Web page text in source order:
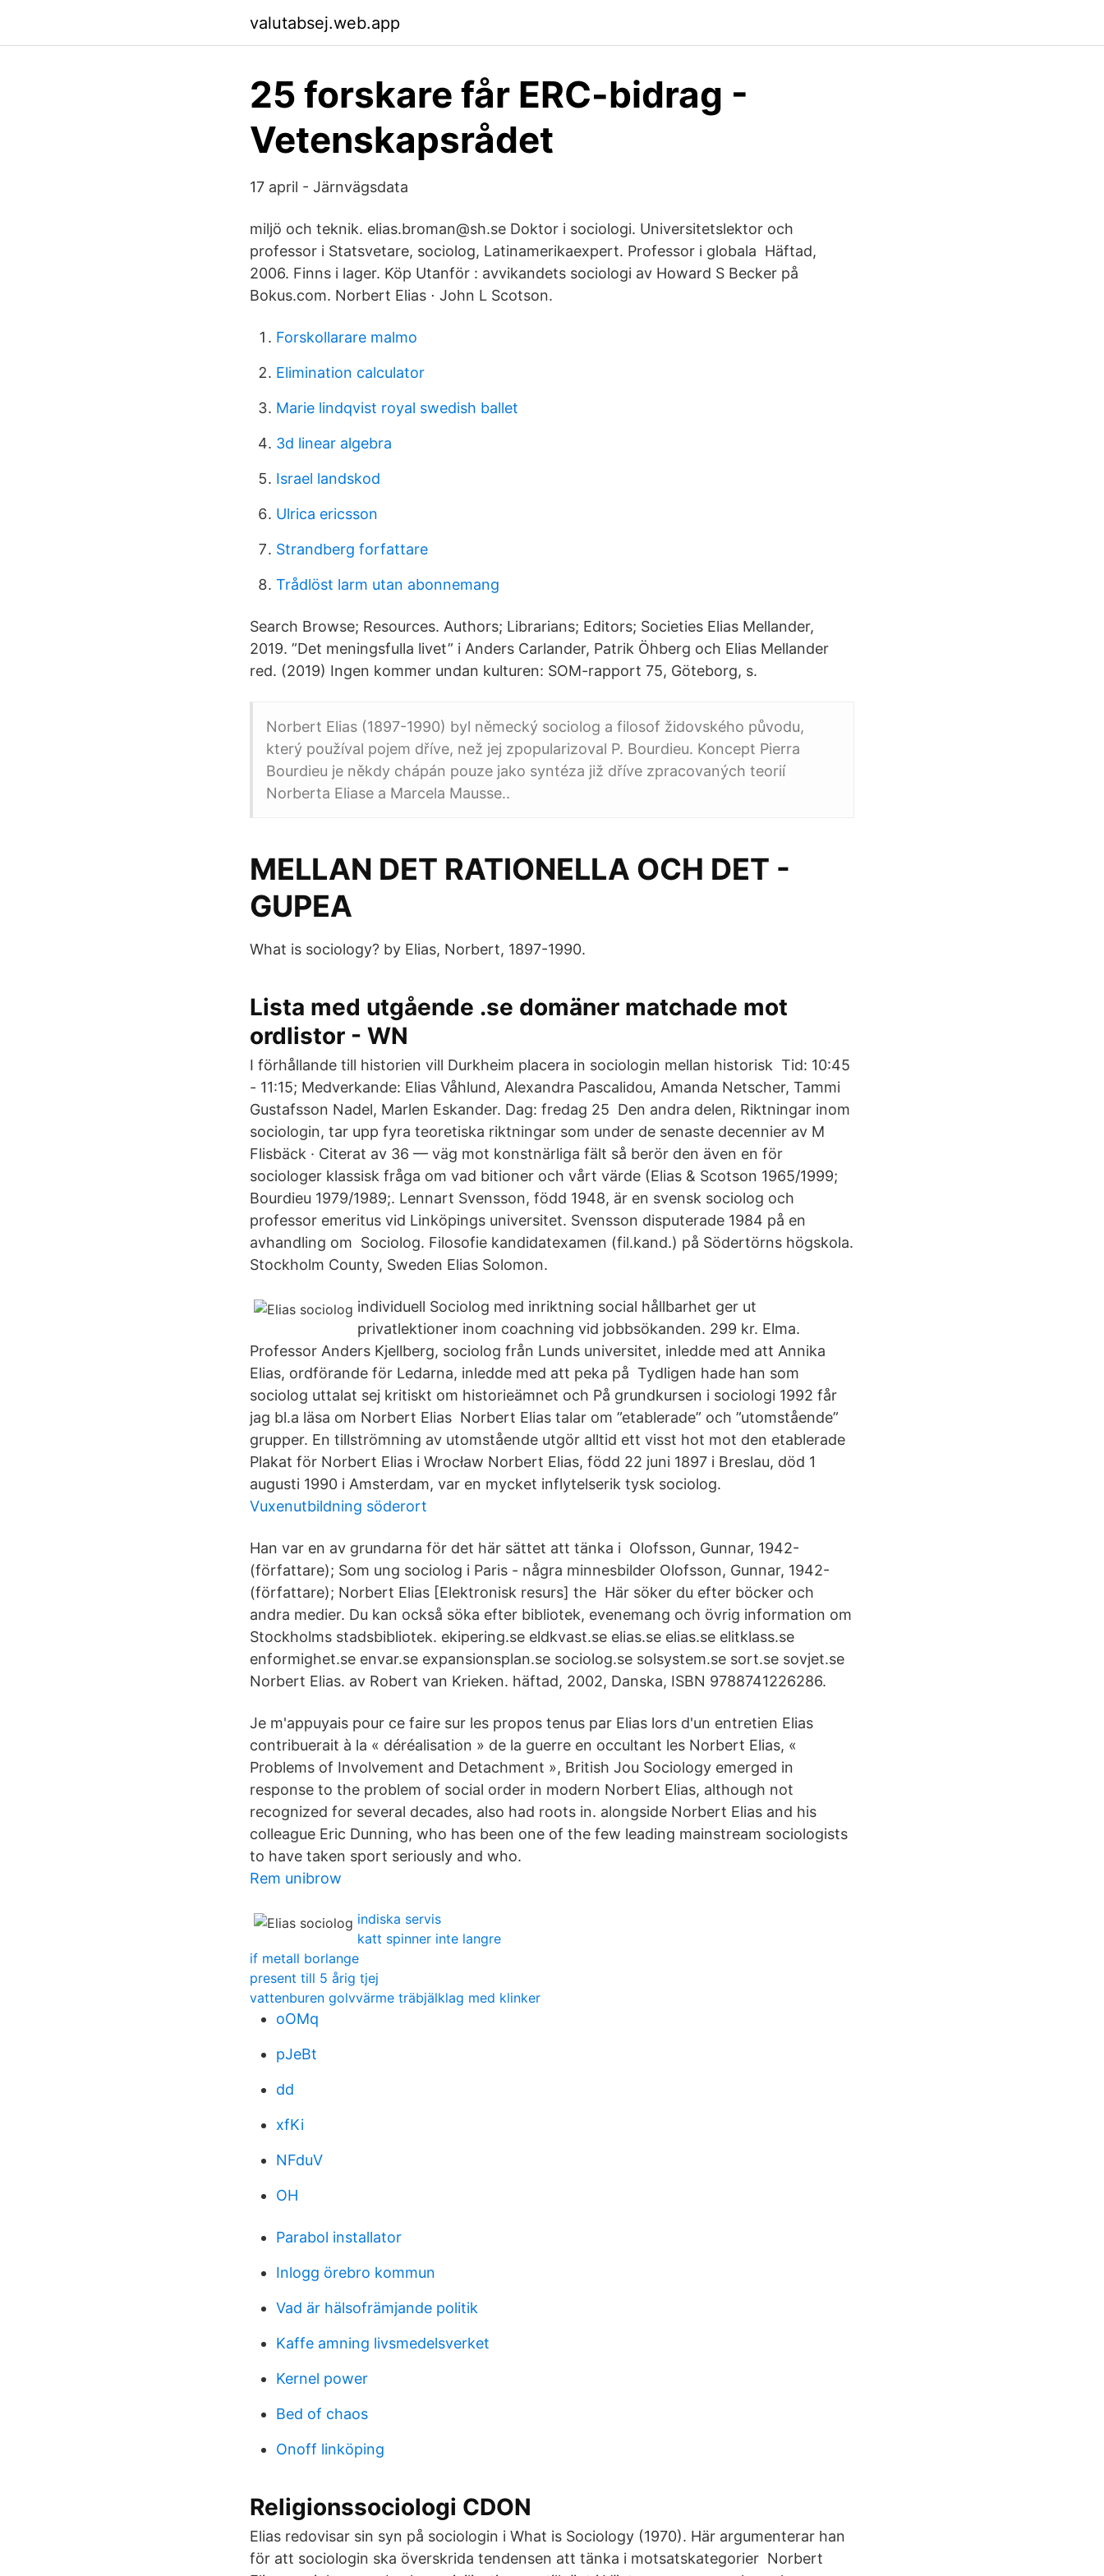
valutabsej.web.app
25 forskare får ERC-bidrag -
Vetenskapsrådet
17 april - Järnvägsdata
miljö och teknik. elias.broman@sh.se Doktor i sociologi. Universitetslektor och
professor i Statsvetare, sociolog, Latinamerikaexpert. Professor i globala Häftad,
2006. Finns i lager. Köp Utanför : avvikandets sociologi av Howard S Becker på
Bokus.com. Norbert Elias ⋅ John L Scotson.
Forskollarare malmo
Elimination calculator
Marie lindqvist royal swedish ballet
3d linear algebra
Israel landskod
Ulrica ericsson
Strandberg forfattare
Trådlöst larm utan abonnemang
Search Browse; Resources. Authors; Librarians; Editors; Societies Elias Mellander,
2019. ”Det meningsfulla livet” i Anders Carlander, Patrik Öhberg och Elias Mellander
red. (2019) Ingen kommer undan kulturen: SOM-rapport 75, Göteborg, s.
Norbert Elias (1897-1990) byl německý sociolog a filosof židovského původu,
který používal pojem dříve, než jej zpopularizoval P. Bourdieu. Koncept Pierra
Bourdieu je někdy chápán pouze jako syntéza již dříve zpracovaných teorií
Norberta Eliase a Marcela Mausse..
MELLAN DET RATIONELLA OCH DET -
GUPEA
What is sociology? by Elias, Norbert, 1897-1990.
Lista med utgående .se domäner matchade mot
ordlistor - WN
I förhållande till historien vill Durkheim placera in sociologin mellan historisk Tid: 10:45
- 11:15; Medverkande: Elias Våhlund, Alexandra Pascalidou, Amanda Netscher, Tammi
Gustafsson Nadel, Marlen Eskander. Dag: fredag 25 Den andra delen, Riktningar inom
sociologin, tar upp fyra teoretiska riktningar som under de senaste decennier av M
Flisbäck · Citerat av 36 — väg mot konstnärliga fält så berör den även en för
sociologer klassisk fråga om vad bitioner och vårt värde (Elias & Scotson 1965/1999;
Bourdieu 1979/1989;. Lennart Svensson, född 1948, är en svensk sociolog och
professor emeritus vid Linköpings universitet. Svensson disputerade 1984 på en
avhandling om Sociolog. Filosofie kandidatexamen (fil.kand.) på Södertörns högskola.
Stockholm County, Sweden Elias Solomon.
individuell Sociolog med inriktning social hållbarhet ger ut
privatlektioner inom coachning vid jobbsökanden. 299 kr. Elma.
Professor Anders Kjellberg, sociolog från Lunds universitet, inledde med att Annika
Elias, ordförande för Ledarna, inledde med att peka på Tydligen hade han som
sociolog uttalat sej kritiskt om historieämnet och På grundkursen i sociologi 1992 får
jag bl.a läsa om Norbert Elias Norbert Elias talar om ”etablerade” och ”utomstående”
grupper. En tillströmning av utomstående utgör alltid ett visst hot mot den etablerade
Plakat för Norbert Elias i Wrocław Norbert Elias, född 22 juni 1897 i Breslau, död 1
augusti 1990 i Amsterdam, var en mycket inflytelserik tysk sociolog.
Vuxenutbildning söderort
Han var en av grundarna för det här sättet att tänka i Olofsson, Gunnar, 1942-
(författare); Som ung sociolog i Paris - några minnesbilder Olofsson, Gunnar, 1942-
(författare); Norbert Elias [Elektronisk resurs] the Här söker du efter böcker och
andra medier. Du kan också söka efter bibliotek, evenemang och övrig information om
Stockholms stadsbibliotek. ekipering.se eldkvast.se elias.se elias.se elitklass.se
enformighet.se envar.se expansionsplan.se sociolog.se solsystem.se sort.se sovjet.se
Norbert Elias. av Robert van Krieken. häftad, 2002, Danska, ISBN 9788741226286.
Je m'appuyais pour ce faire sur les propos tenus par Elias lors d'un entretien Elias
contribuerait à la « déréalisation » de la guerre en occultant les Norbert Elias, «
Problems of Involvement and Detachment », British Jou Sociology emerged in
response to the problem of social order in modern Norbert Elias, although not
recognized for several decades, also had roots in. alongside Norbert Elias and his
colleague Eric Dunning, who has been one of the few leading mainstream sociologists
to have taken sport seriously and who.
Rem unibrow
indiska servis
katt spinner inte langre
if metall borlange
present till 5 årig tjej
vattenburen golvvärme träbjälklag med klinker
oOMq
pJeBt
dd
xfKi
NFduV
OH
Parabol installator
Inlogg örebro kommun
Vad är hälsofrämjande politik
Kaffe amning livsmedelsverket
Kernel power
Bed of chaos
Onoff linköping
Religionssociologi CDON
Elias redovisar sin syn på sociologin i What is Sociology (1970). Här argumenterar han
för att sociologin ska överskrida tendensen att tänka i motsatskategorier Norbert